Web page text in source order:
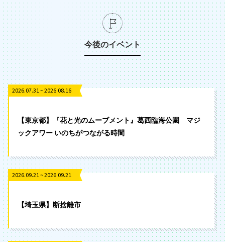
今後のイベント
2026.07.31 ~ 2026.08.16
【東京都】『花と光のムーブメント』葛西臨海公園 マジ
ックアワー いのちがつながる時間
2026.09.21 ~ 2026.09.21
【埼玉県】断捨離市